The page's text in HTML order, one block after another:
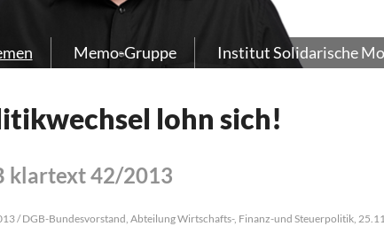
Memo-Gruppe Institut Solidarische
lohn sich!
klartext 42/2013
/ DGB-Bundesvorstand, Abteilung Wirtschafts-, Finanz-und Steuerpolitik,